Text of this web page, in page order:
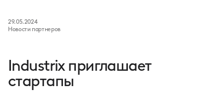
29.05.2024
Новости партнеров
Industrix приглашает
стартапы